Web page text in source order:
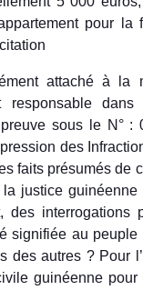
pour
attaché à la
responsable
sous le N°
des
faits présumés de
la justice
des interrogations
signifiée au
des autres ? Pour
guinéenne